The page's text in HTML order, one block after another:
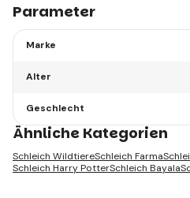
Parameter
Marke
Alter
Geschlecht
Ähnliche Kategorien
Schleich WildtiereSchleich Farma
Schleich Harry PotterSchleich Bayala